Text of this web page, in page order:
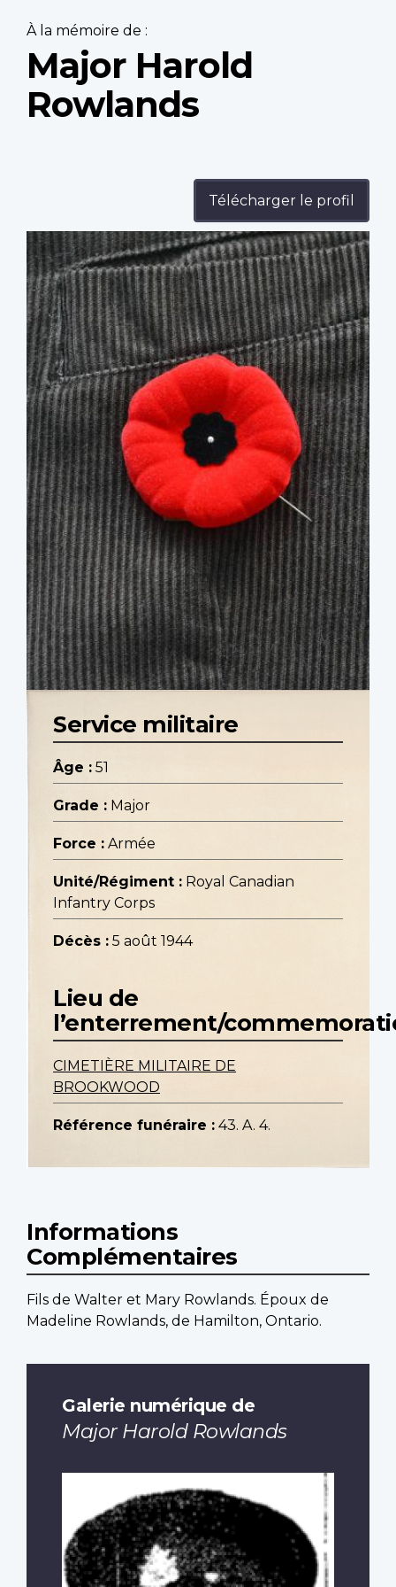
À la mémoire de :
Major Harold
Rowlands
Télécharger le profil
Profile
image
Service militaire
Âge : 51
Grade : Major
Force : Armée
Unité/Régiment : Royal Canadian
Infantry Corps
Décès : 5 août 1944
Lieu de
l’enterrement/
CIMETIÈRE MILITAIRE DE
BROOKWOOD
Référence funéraire : 43. A. 4.
Informations
Complémentaires
Fils de Walter et Mary Rowlands. Époux de
Madeline Rowlands, de Hamilton, Ontario.
Galerie numérique de
Major Harold Rowlands